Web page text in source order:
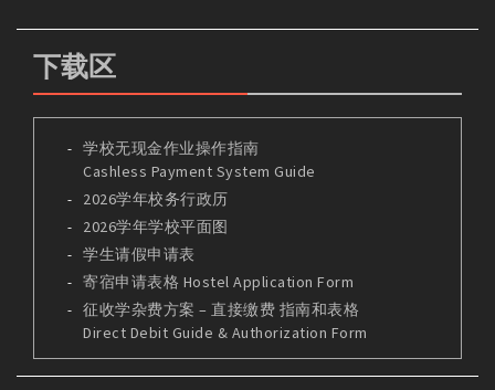
下载区
学校无现金作业操作指南
Cashless Payment System Guide
2026学年校务行政历
2026学年学校平面图
学生请假申请表
寄宿申请表格 Hostel Application Form
征收学杂费方案 – 直接缴费 指南和表格
Direct Debit Guide & Authorization Form